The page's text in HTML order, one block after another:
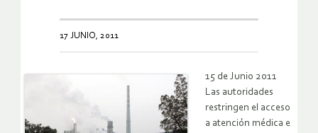
17 JUNIO, 2011
15 de Junio 2011
Las autoridades
restringen el acceso
a atención médica e